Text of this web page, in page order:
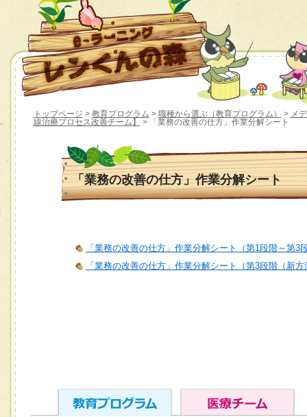
トップページ > 教育プログラム > 職種から選ぶ（教育プログラム） > メ
線治療プロセス改善チーム】
> 「業務の改善の仕方」作業分解シート
「業務の改善の仕方」作業分解シート
「業務の改善の仕方」作業分解シート（第1段階～第3
「業務の改善の仕方」作業分解シート（第3段階（新